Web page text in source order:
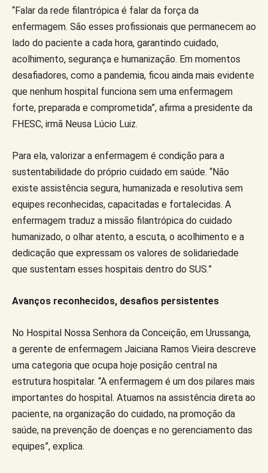
“Falar da rede filantrópica é falar da força da
enfermagem. São esses profissionais que permanecem ao
lado do paciente a cada hora, garantindo cuidado,
acolhimento, segurança e humanização. Em momentos
desafiadores, como a pandemia, ficou ainda mais evidente
que nenhum hospital funciona sem uma enfermagem
forte, preparada e comprometida”, afirma a presidente da
FHESC, irmã Neusa Lúcio Luiz.
Para ela, valorizar a enfermagem é condição para a
sustentabilidade do próprio cuidado em saúde. “Não
existe assistência segura, humanizada e resolutiva sem
equipes reconhecidas, capacitadas e fortalecidas. A
enfermagem traduz a missão filantrópica do cuidado
humanizado, o olhar atento, a escuta, o acolhimento e a
dedicação que expressam os valores de solidariedade
que sustentam esses hospitais dentro do SUS.”
Avanços reconhecidos, desafios persistentes
No Hospital Nossa Senhora da Conceição, em Urussanga,
a gerente de enfermagem Jaiciana Ramos Vieira descreve
uma categoria que ocupa hoje posição central na
estrutura hospitalar. “A enfermagem é um dos pilares mais
importantes do hospital. Atuamos na assistência direta ao
paciente, na organização do cuidado, na promoção da
saúde, na prevenção de doenças e no gerenciamento das
equipes”, explica.